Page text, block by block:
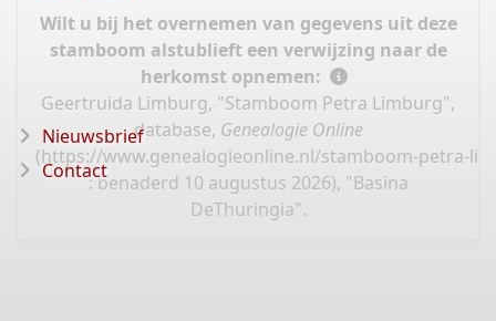
Wilt u bij het overnemen van gegevens uit deze
stamboom alstublieft een verwijzing naar de
herkomst opnemen:
Geertruida Limburg, "Stamboom Petra Limburg",
database, Genealogie Online
(https://www.genealogieonline.nl/stamboom-petra-
: benaderd 10 augustus 2026), "Basina
DeThuringia".
Nieuwsbrief
Contact